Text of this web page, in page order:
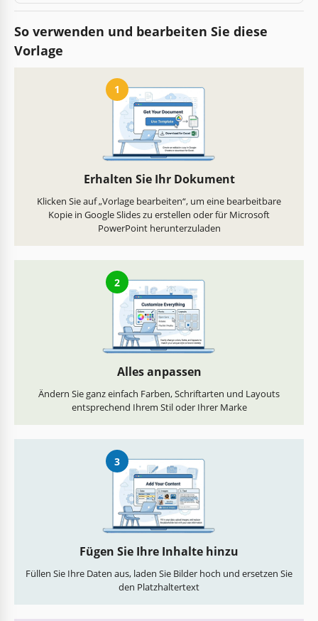
So verwenden und bearbeiten Sie diese
Vorlage
1
Erhalten Sie Ihr Dokument
Klicken Sie auf „Vorlage bearbeiten“, um eine bearbeitbare
Kopie in Google Slides zu erstellen oder für Microsoft
PowerPoint herunterzuladen
2
Alles anpassen
Ändern Sie ganz einfach Farben, Schriftarten und Layouts
entsprechend Ihrem Stil oder Ihrer Marke
3
Fügen Sie Ihre Inhalte hinzu
Füllen Sie Ihre Daten aus, laden Sie Bilder hoch und ersetzen Sie
den Platzhaltertext